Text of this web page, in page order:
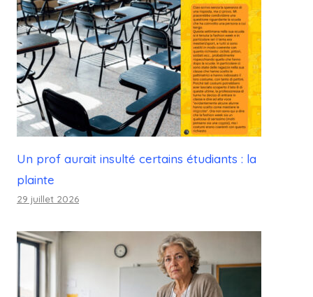
Un prof aurait insulté certains étudiants : la
plainte
29 juillet 2026